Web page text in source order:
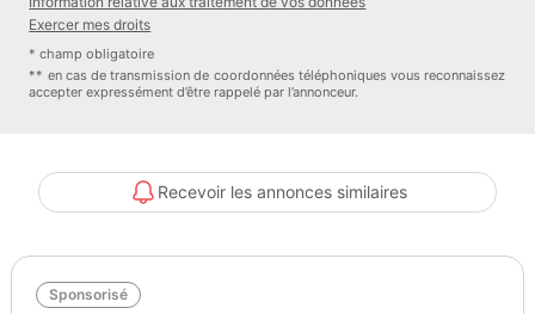
- ABS
- Antidémarrage
- Assistance de démarrage en côte
- Capteur de lumière
- Contrôle de la pression des pneus
- Direction assistée
- Fermeture centralisée
- Feux de jour
Exercer mes droits
* champ obligatoire
** en cas de transmission de coordonnées téléphoniques vous reconnaissez
accepter expressément d’être rappelé par l’annonceur.
Recevoir les annonces similaires
Sponsorisé